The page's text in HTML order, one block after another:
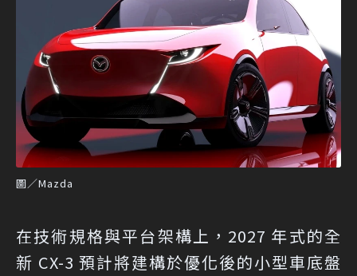
圖／Mazda
在技術規格與平台架構上，2027 年式的全
新 CX-3 預計將建構於優化後的小型車底盤